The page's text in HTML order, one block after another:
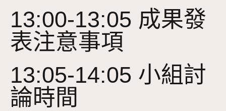
13:00-13:05 成果發
表注意事項
13:05-14:05 小組討
論時間